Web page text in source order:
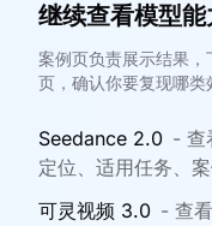
继续查看模型
案例页负责展示结果
页，确认你要复现哪类
Seedance 2.0 - 查
定位、适用任务、
可灵视频 3.0 - 查